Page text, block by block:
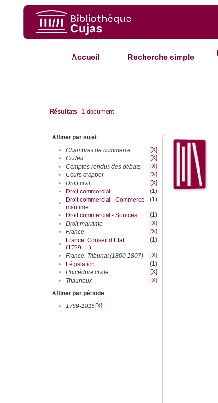
Accueil Recherche simple
Résultats 1 document
Affiner par sujet
•
Chambres de commerce
[X]
•
Codes
[X]
•
Comptes-rendus des débats
[X]
•
Cours d’appel
[X]
•
Droit civil
[X]
•
Droit commercial
(1)
•
Droit commercial - Commerce
maritime
(1)
• Droit commercial - Sources
(1)
•
Droit maritime
[X]
•
France
[X]
•
France. Conseil d’Etat
(1799-....)
(1)
• France. Tribunat (1800-1807)
[X]
•
Législation
(1)
•
Procédure civile
[X]
•
Tribunaux
[X]
Affiner par période
•
1789-1815[X]